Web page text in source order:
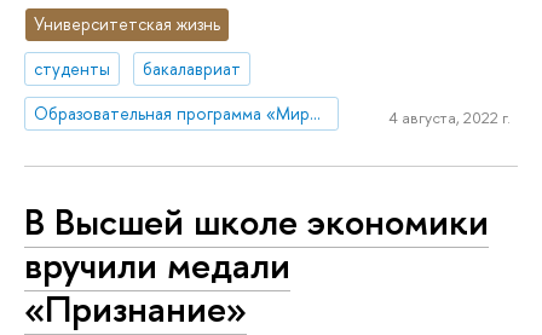
Университетская жизнь
студенты
бакалавриат
Образовательная программа «Мировая экономика»
4 августа, 2022 г.
В Высшей школе экономики
вручили медали
«Признание»